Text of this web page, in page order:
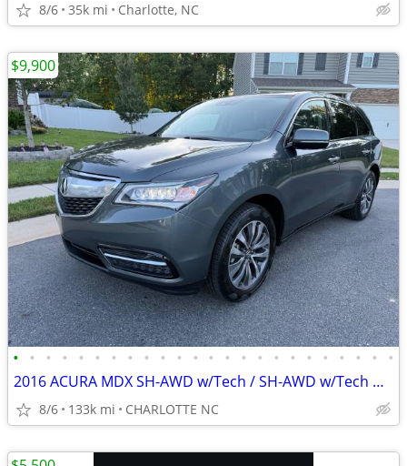
8/6 35k mi Charlotte, NC
• • • • • • • • • • • • • • • • • • • • • • • •
2016 ACURA MDX SH-AWD w/Tech / SH-AWD w/Tech w/AcuraWat GRAY COLOR
8/6 133k mi CHARLOTTE NC
$9,900